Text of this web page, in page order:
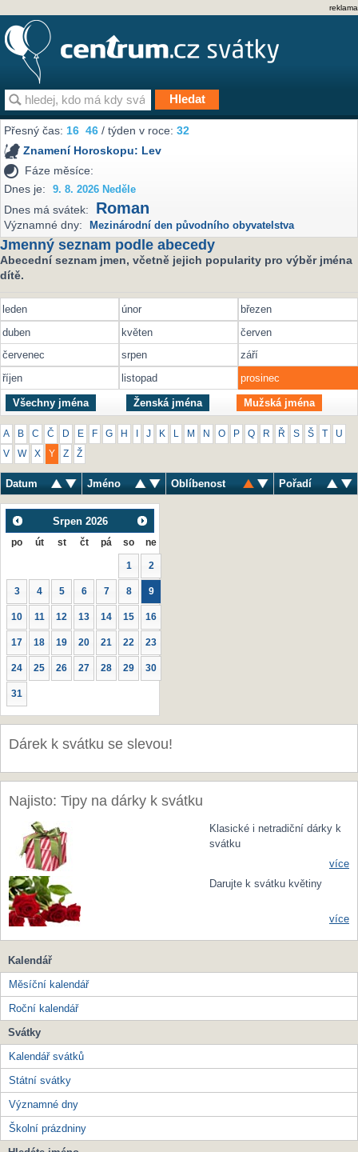
reklama
Přesný čas:16 46 / týden v roce:32
Znamení Horoskopu: Lev
Fáze měsíce:
Dnes je:
9. 8. 2026 Neděle
Dnes má svátek: Roman
Významné dny: Mezinárodní den původního obyvatelstva
Jmenný seznam podle abecedy
Abecední seznam jmen, včetně jejich popularity pro výběr jména
dítě.
leden únor
březen
duben
květen
červen
červenec
srpen
září
říjen
listopad prosinec
Všechny jména Ženská jména Mužská jména
A B C Č D E F G H J K M N O P Q R Ř S Š U
V W X Y Z Ž
Datum Jméno Oblíbenost Pořadí
Srpen 2026
po út st čt pá so ne
1 2
3 4 5 6 7 8 9
10 11 12 13 14 15 16
17 18 19 20 21 22 23
24 25 26 27 28 29 30
31
Dárek k svátku se slevou!
Najisto: Tipy na dárky k svátku
Klasické i netradiční dárky k
svátku
více
Darujte k svátku květiny
více
Kalendář
Měsíční kalendář
Roční kalendář
Svátky
Kalendář svátků
Státní svátky
Významné dny
Školní prázdniny